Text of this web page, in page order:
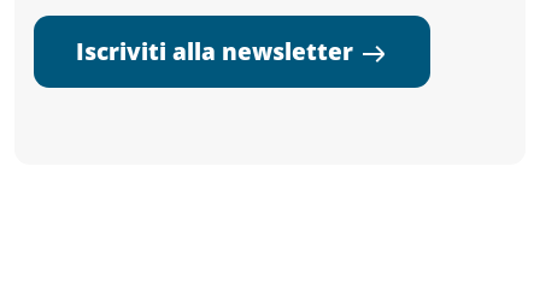
Iscriviti alla newsletter